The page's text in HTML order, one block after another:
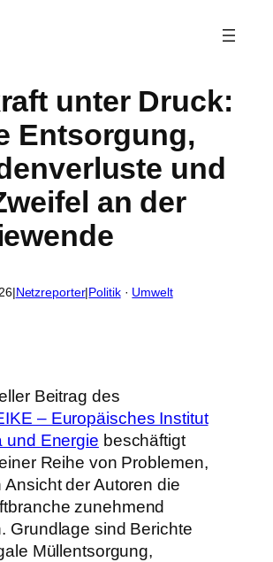
unter Druck:
Entsorgung,
und
an der
|Netzreporter|Politik · Umwelt
Beitrag des
– Europäisches Institut
und Energie beschäftigt
Reihe von Problemen,
Ansicht der Autoren die
zunehmend
Grundlage sind Berichte
Müllentsorgung,